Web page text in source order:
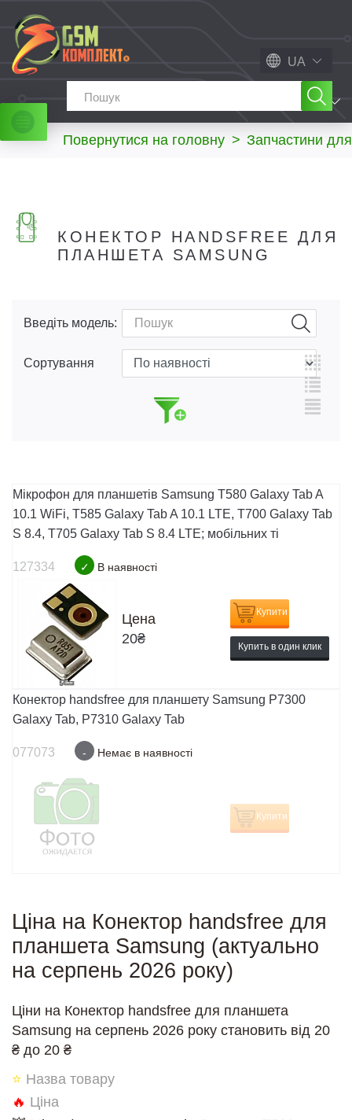
UA
МЕНЮ
Повернутися на головну > Запчастини для
КОНЕКТОР HANDSFREE ДЛЯ
ПЛАНШЕТА SAMSUNG
Введіть модель:
Сортування
Мікрофон для планшетів Samsung T580 Galaxy Tab A
10.1 WiFi, T585 Galaxy Tab A 10.1 LTE, T700 Galaxy Tab
S 8.4, T705 Galaxy Tab S 8.4 LTE; мобільних ті
127334 ✓ В наявності
Цена
20₴
Купити
Купить в один клик
Конектор handsfree для планшету Samsung P7300
Galaxy Tab, P7310 Galaxy Tab
077073 - Немає в наявності
Купити
Ціна на Конектор handsfree для
планшета Samsung (актуально
на серпень 2026 року)
Ціни на Конектор handsfree для планшета
Samsung на серпень 2026 року становить від 20
₴ до 20 ₴
⭐ Назва товару
🔥 Ціна